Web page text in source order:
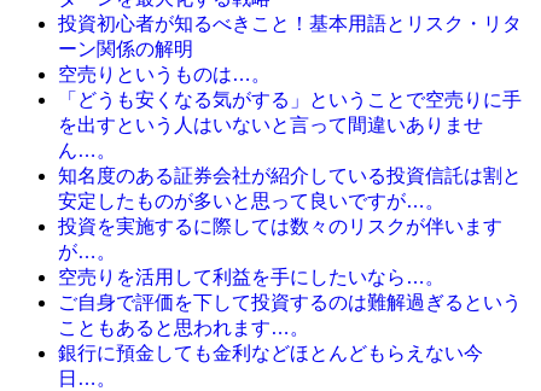
投資初心者が知るべきこと！基本用語とリスク・リタ
ーン関係の解明
空売りというものは…。
「どうも安くなる気がする」ということで空売りに手
を出すという人はいないと言って間違いありませ
ん…。
知名度のある証券会社が紹介している投資信託は割と
安定したものが多いと思って良いですが…。
投資を実施するに際しては数々のリスクが伴います
が…。
空売りを活用して利益を手にしたいなら…。
ご自身で評価を下して投資するのは難解過ぎるという
こともあると思われます…。
銀行に預金しても金利などほとんどもらえない今
日…。